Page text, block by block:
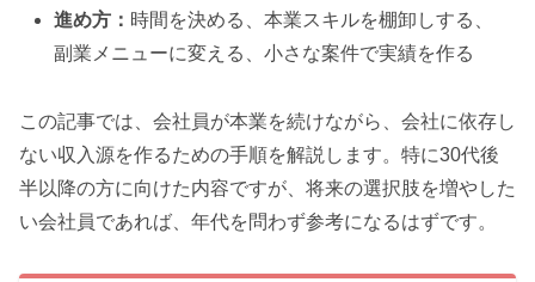
進め方： 時間を決める、本業スキルを棚卸しする、
副業メニューに変える、小さな案件で実績を作る
この記事では、会社員が本業を続けながら、会社に依存し
ない収入源を作るための手順を解説します。特に30代後
半以降の方に向けた内容ですが、将来の選択肢を増やした
い会社員であれば、年代を問わず参考になるはずです。